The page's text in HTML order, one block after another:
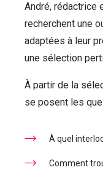
André, rédactrice
recherchent une
adaptées à leur
une sélection
À partir de la
se posent les
À quel
Comment